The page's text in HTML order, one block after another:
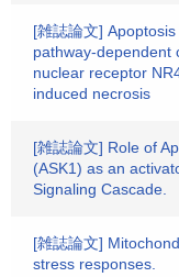
[雑誌論文]
pathway-dependent
nuclear receptor
induced necrosis
[雑誌論文] Role of
(ASK1) as an
Signaling Cascade.
[雑誌論文]
stress responses.